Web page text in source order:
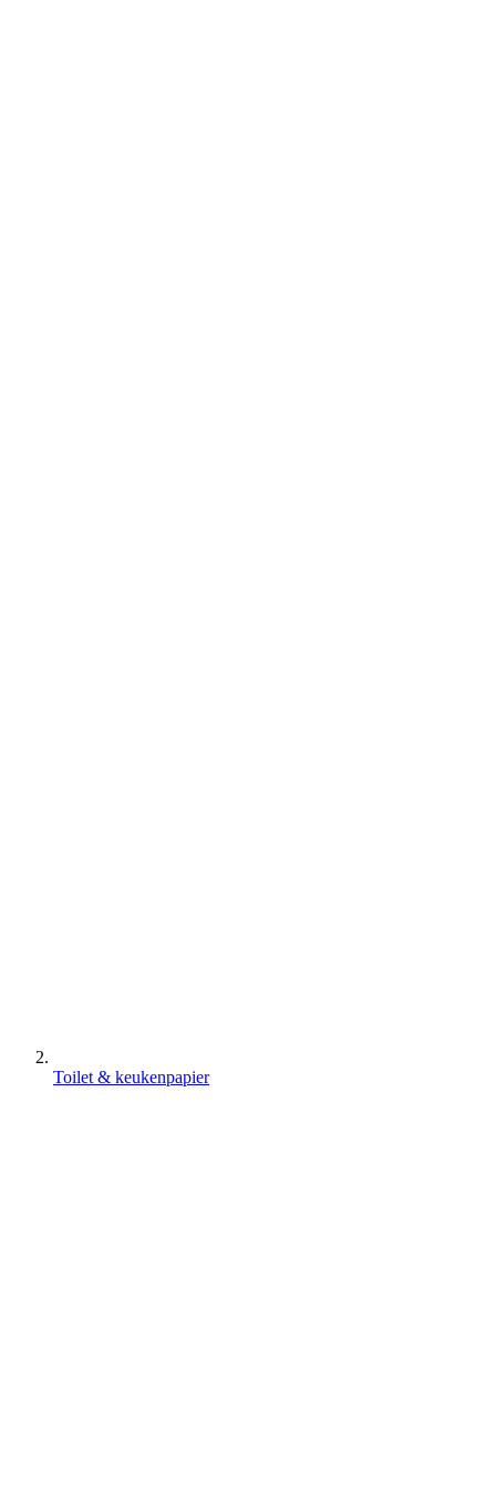
Toilet & keukenpapier